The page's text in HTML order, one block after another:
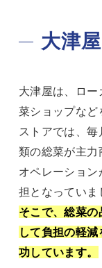
大津屋
大津屋は、ロ
菜ショップなど
ストアでは、
類の総菜が主力
オペレーショ
担となっていま
そこで、総菜
して負担の軽
功しています。